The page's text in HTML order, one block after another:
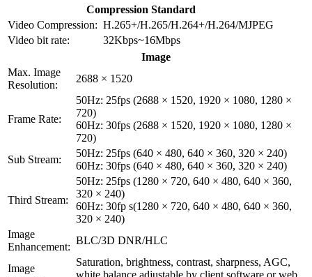
Compression Standard
Video Compression: H.265+/H.265/H.264+/H.264/MJPEG
Video bit rate:
32Kbps~16Mbps
Image
Max. Image
Resolution:
2688 × 1520
Frame Rate:
50Hz: 25fps (2688 × 1520, 1920 × 1080, 1280 ×
720)
60Hz: 30fps (2688 × 1520, 1920 × 1080, 1280 ×
720)
Sub Stream:
50Hz: 25fps (640 × 480, 640 × 360, 320 × 240)
60Hz: 30fps (640 × 480, 640 × 360, 320 × 240)
Third Stream:
50Hz: 25fps (1280 × 720, 640 × 480, 640 × 360,
320 × 240)
60Hz: 30fp s(1280 × 720, 640 × 480, 640 × 360,
320 × 240)
Image
Enhancement:
BLC/3D DNR/HLC
Image
Saturation, brightness, contrast, sharpness, AGC,